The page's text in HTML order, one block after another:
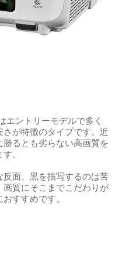
エントリーモデルで多く
が特徴のタイプです。近
るとも劣らない高画質を
。
面、黒を描写するのは苦
質にそこまでこだわりが
すすめです。